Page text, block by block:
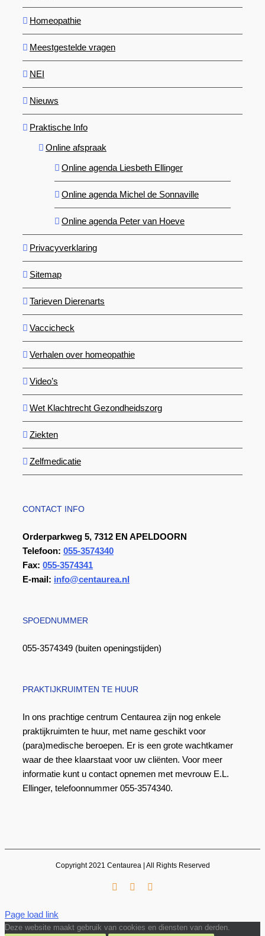
Homeopathie
Meestgestelde vragen
NEI
Nieuws
Praktische Info
Online afspraak
Online agenda Liesbeth Ellinger
Online agenda Michel de Sonnaville
Online agenda Peter van Hoeve
Privacyverklaring
Sitemap
Tarieven Dierenarts
Vaccicheck
Verhalen over homeopathie
Video’s
Wet Klachtrecht Gezondheidszorg
Ziekten
Zelfmedicatie
CONTACT INFO
Orderparkweg 5, 7312 EN APELDOORN
Telefoon: 055-3574340
Fax: 055-3574341
E-mail: info@centaurea.nl
SPOEDNUMMER
055-3574349 (buiten openingstijden)
PRAKTIJKRUIMTEN TE HUUR
In ons prachtige centrum Centaurea zijn nog enkele
praktijkruimten te huur, met name geschikt voor
(para)medische beroepen. Er is een grote wachtkamer
waar de thee klaarstaat voor uw cliënten. Voor meer
informatie kunt u contact opnemen met mevrouw E.L.
Ellinger, telefoonnummer 055-3574340.
Copyright 2021 Centaurea | All Rights Reserved
FacebookLinkedIn
Page load link
Deze website maakt gebruik van cookies en diensten van derden.